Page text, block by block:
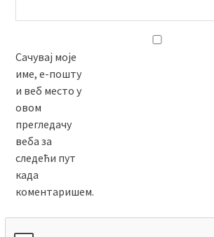
Сачувај моје
име, е-пошту
и веб место у
овом
прегледачу
веба за
следећи пут
када
коментаришем.